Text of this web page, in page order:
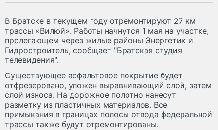
В Братске в текущем году отремонтируют 27 км
трассы «Вилюй». Работы начнутся 1 мая на участке,
пролегающем через жилые районы Энергетик и
Гидростроитель, сообщает "Братская студия
телевидения".
Существующее асфальтовое покрытие будет
отфрезеровано, уложен выравнивающий слой, затем
слой износа. На дорожное полотно нанесут
разметку из пластичных материалов. Все
примыкания в границах полосы отвода федеральной
трассы также будут отремонтированы.